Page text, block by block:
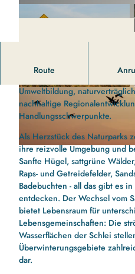
© Picasa |CC-BY-ND
© Naturpark Schlei |CC-BY-ND
Route
Der Naturpark Schlei ist der
Umweltbildung,
nachhaltige
Handlungsschwerpunkte.
Als Herzstück des Naturparks
ihre reizvolle Umgebung und
Sanfte Hügel, sattgrüne
Raps- und Getreidefelder,
Badebuchten - all das gibt es
entdecken. Der Wechsel vom
bietet Lebensraum für
Lebensgemeinschaften: Die
Wasserflächen der Schlei
Überwinterungsgebiete
dar.